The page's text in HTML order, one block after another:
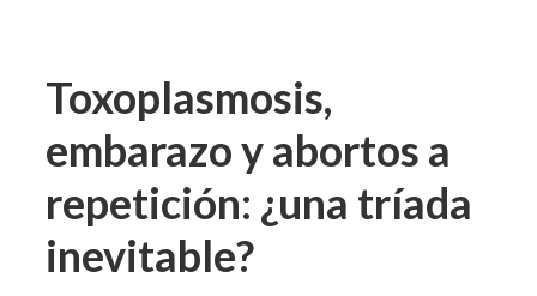
Toxoplasmosis,
embarazo y abortos a
repetición: ¿una tríada
inevitable?